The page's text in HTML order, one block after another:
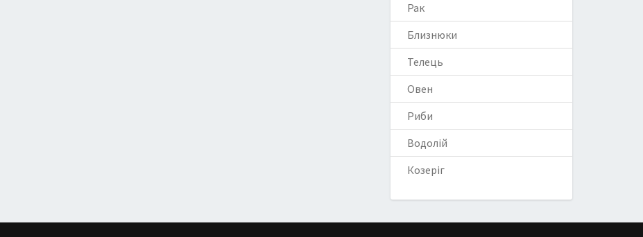
Рак
Близнюки
Телець
Овен
Риби
Водолій
Козеріг